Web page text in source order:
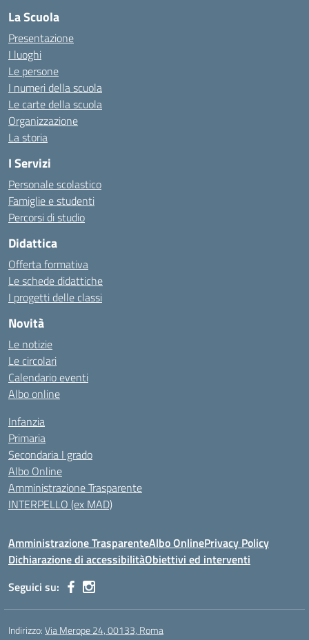
La Scuola
Presentazione
I luoghi
Le persone
I numeri della scuola
Le carte della scuola
Organizzazione
La storia
I Servizi
Personale scolastico
Famiglie e studenti
Percorsi di studio
Didattica
Offerta formativa
Le schede didattiche
I progetti delle classi
Novità
Le notizie
Le circolari
Calendario eventi
Albo online
Infanzia
Primaria
Secondaria I grado
Albo Online
Amministrazione Trasparente
INTERPELLO (ex MAD)
Amministrazione TrasparenteAlbo OnlinePrivacy Policy
Dichiarazione di accessibilitàObiettivi ed interventi
Seguici su:
Indirizzo:Via Merope 24, 00133, Roma